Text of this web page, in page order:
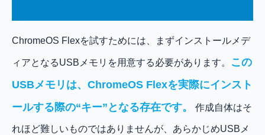
ChromeOS Flexを試すためには、まずインストールメデ
ィアとなるUSBメモリを用意する必要があります。
この
USBメモリは、ChromeOS Flexを実際にインスト
ールする際の“キー”となる存在です。
作成自体はそ
れほど難しいものではありませんが、あらかじめUSBメ